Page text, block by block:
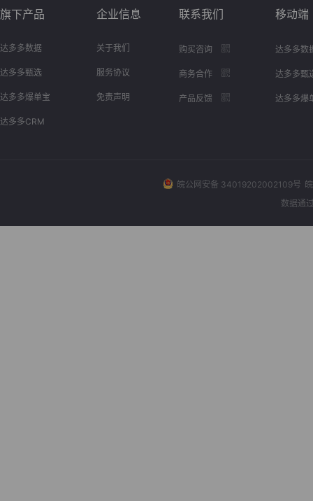
旗下产品
达多多数据
达多多甄选
达多多爆单宝
达多多CRM
企业信息
关于我们
服务协议
免责声明
联系我们
购买咨询
商务合作
产品反馈
移动端
达多多数
达多多甄
达多多爆
皖公网安备 34019202002109号
数据通